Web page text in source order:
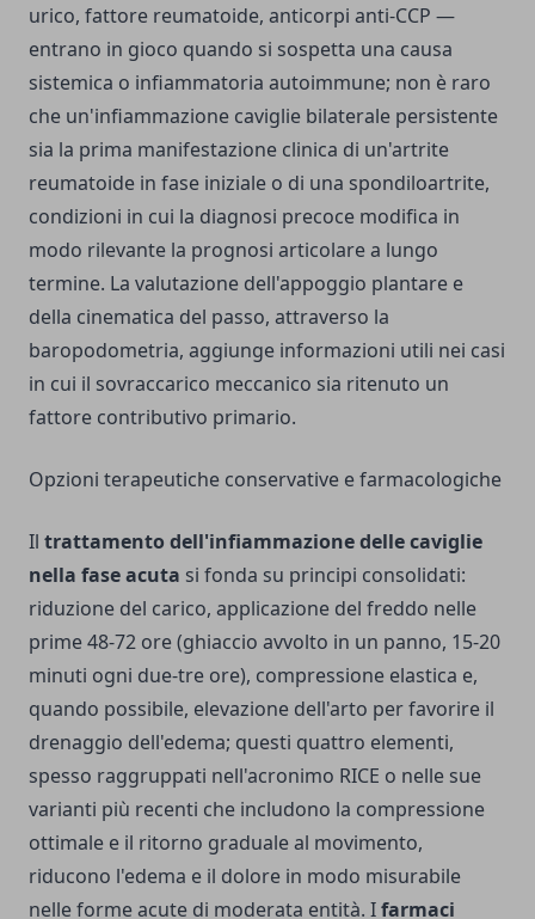
urico, fattore reumatoide, anticorpi anti-CCP —
entrano in gioco quando si sospetta una causa
sistemica o infiammatoria autoimmune; non è raro
che un'infiammazione caviglie bilaterale persistente
sia la prima manifestazione clinica di un'artrite
reumatoide in fase iniziale o di una spondiloartrite,
condizioni in cui la diagnosi precoce modifica in
modo rilevante la prognosi articolare a lungo
termine. La valutazione dell'appoggio plantare e
della cinematica del passo, attraverso la
baropodometria, aggiunge informazioni utili nei casi
in cui il sovraccarico meccanico sia ritenuto un
fattore contributivo primario.
Opzioni terapeutiche conservative e farmacologiche
Il trattamento dell'infiammazione delle caviglie
nella fase acuta si fonda su principi consolidati:
riduzione del carico, applicazione del freddo nelle
prime 48-72 ore (ghiaccio avvolto in un panno, 15-20
minuti ogni due-tre ore), compressione elastica e,
quando possibile, elevazione dell'arto per favorire il
drenaggio dell'edema; questi quattro elementi,
spesso raggruppati nell'acronimo RICE o nelle sue
varianti più recenti che includono la compressione
ottimale e il ritorno graduale al movimento,
riducono l'edema e il dolore in modo misurabile
nelle forme acute di moderata entità. Ifarmaci